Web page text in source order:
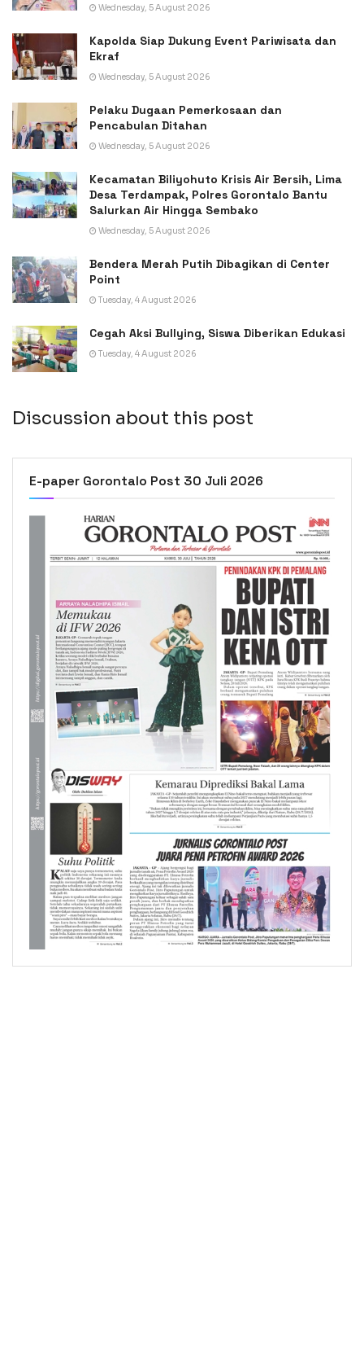
Wednesday, 5 August 2026
Kapolda Siap Dukung Event Pariwisata dan
Ekraf
Wednesday, 5 August 2026
Pelaku Dugaan Pemerkosaan dan
Pencabulan Ditahan
Wednesday, 5 August 2026
Kecamatan Biliyohuto Krisis Air Bersih, Lima
Desa Terdampak, Polres Gorontalo Bantu
Salurkan Air Hingga Sembako
Wednesday, 5 August 2026
Bendera Merah Putih Dibagikan di Center
Point
Tuesday, 4 August 2026
Cegah Aksi Bullying, Siswa Diberikan Edukasi
Tuesday, 4 August 2026
Discussion about this post
E-paper Gorontalo Post 30 Juli 2026